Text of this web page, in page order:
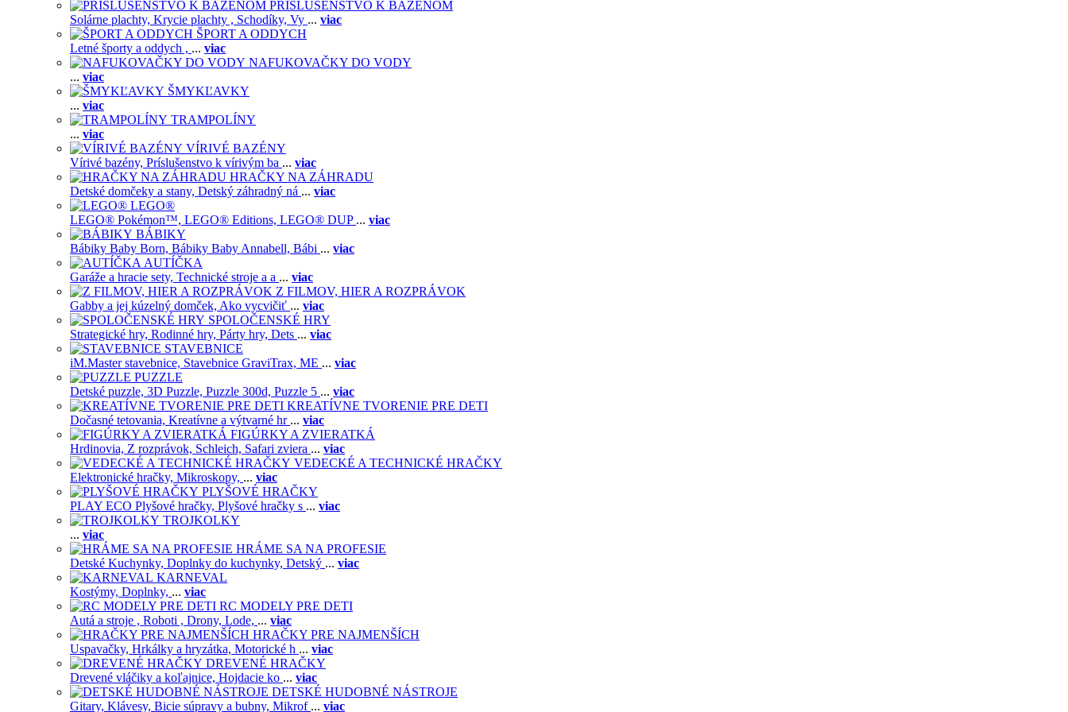
PRISLUŠENSTVO K BÁZENOM
Solárne plachty, Krycie plachty , Schodíky, Vy ... viac
ŠPORT A ODDYCH
Letné športy a oddych , ... viac
NAFUKOVAČKY DO VODY
... viac
ŠMYKĽAVKY
... viac
TRAMPOLÍNY
... viac
VÍRIVÉ BAZÉNY
Vírivé bazény, Príslušenstvo k vírivým ba ... viac
HRAČKY NA ZÁHRADU
Detské domčeky a stany, Detský záhradný ná ... viac
LEGO®
LEGO® Pokémon™, LEGO® Editions, LEGO® DUP ... viac
BÁBIKY
Bábiky Baby Born, Bábiky Baby Annabell, Bábi ... viac
AUTÍČKA
Garáže a hracie sety, Technické stroje a a ... viac
Z FILMOV, HIER A ROZPRÁVOK
Gabby a jej kúzelný domček, Ako vycvičiť ... viac
SPOLOČENSKÉ HRY
Strategické hry, Rodinné hry, Párty hry, Dets ... viac
STAVEBNICE
iM.Master stavebnice, Stavebnice GraviTrax, ME ... viac
PUZZLE
Detské puzzle, 3D Puzzle, Puzzle 300d, Puzzle 5 ... viac
KREATÍVNE TVORENIE PRE DETI
Dočasné tetovania, Kreatívne a výtvarné hr ... viac
FIGÚRKY A ZVIERATKÁ
Hrdinovia, Z rozprávok, Schleich, Safari zviera ... viac
VEDECKÉ A TECHNICKÉ HRAČKY
Elektronické hračky, Mikroskopy, ... viac
PLYŠOVÉ HRAČKY
PLAY ECO Plyšové hračky, Plyšové hračky s ... viac
TROJKOLKY
... viac
HRÁME SA NA PROFESIE
Detské Kuchynky, Doplnky do kuchynky, Detský ... viac
KARNEVAL
Kostýmy, Doplnky, ... viac
RC MODELY PRE DETI
Autá a stroje , Roboti , Drony, Lode, ... viac
HRAČKY PRE NAJMENŠÍCH
Uspavačky, Hrkálky a hryzátka, Motorické h ... viac
DREVENÉ HRAČKY
Drevené vláčiky a koľajnice, Hojdacie ko ... viac
DETSKÉ HUDOBNÉ NÁSTROJE
Gitary, Klávesy, Bicie súpravy a bubny, Mikrof ... viac